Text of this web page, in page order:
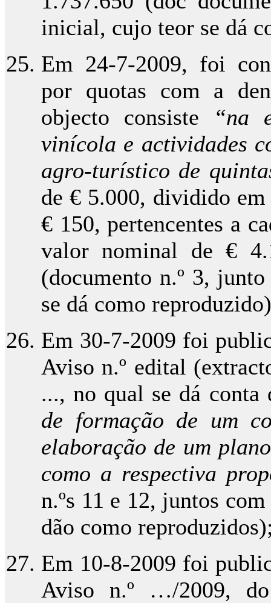
inicial, cujo teor se dá
Em 24-7-2009, foi
por quotas com a
objecto consiste
“na
vinícola e actividades
agro-turístico de
de € 5.000, dividido
€ 150, pertencentes a
valor nominal de €
(documento n.º 3,
se dá como
Em 30-7-2009 foi
Aviso n.º edital
..., no qual se dá
de formação de um
elaboração de um
como a respectiva
n.ºs 11 e 12, juntos
dão como
Em 10-8-2009 foi
Aviso n.º …/2009,